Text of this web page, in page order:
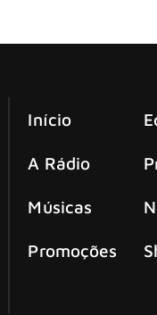
Início
A Rádio
Músicas
Promoções